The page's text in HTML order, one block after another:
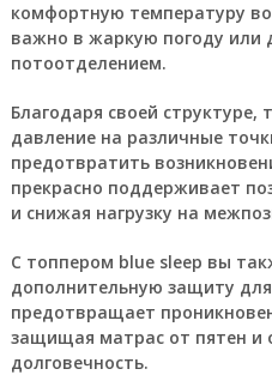
комфортную температуру
важно в жаркую погоду
потоотделением.
Благодаря своей структуре,
давление на различные
предотвратить
прекрасно поддерживает
и снижая нагрузку на
С топпером blue sleep вы
дополнительную защиту
предотвращает
защищая матрас от пятен и
долговечность.